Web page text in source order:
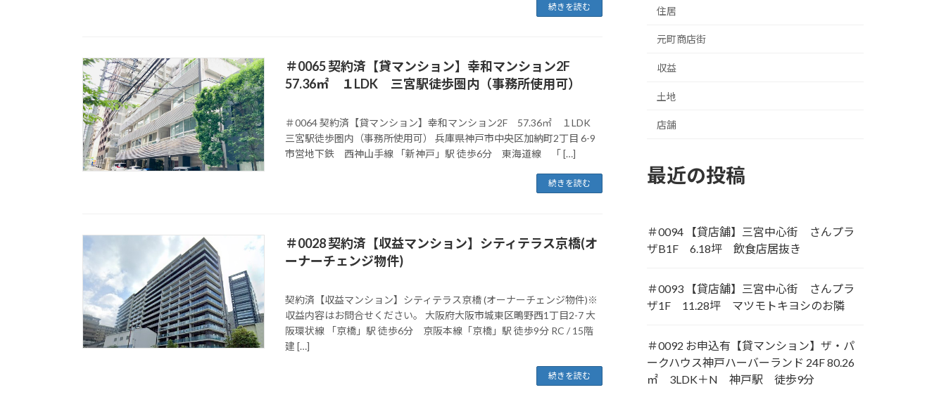
続きを読む
＃0065 契約済【貸マンション】幸和マンション2F
57.36㎡ １LDK 三宮駅徒歩圏内（事務所使用可）
＃0064 契約済【貸マンション】幸和マンション2F 57.36㎡ １LDK
三宮駅徒歩圏内（事務所使用可） 兵庫県神戸市中央区加納町2丁目 6-9
市営地下鉄 西神山手線 「新神戸」駅 徒歩6分 東海道線 「 […]
続きを読む
＃0028 契約済【収益マンション】シティテラス京橋(オ
ーナーチェンジ物件)
契約済【収益マンション】シティテラス京橋 (オーナーチェンジ物件)※
収益内容はお問合せください。 大阪府大阪市城東区鴫野西1丁目2-7 大
阪環状線 「京橋」駅 徒歩6分 京阪本線「京橋」駅 徒歩9分 RC / 15階
建 […]
続きを読む
住居
元町商店街
収益
土地
店舗
最近の投稿
＃0094 【貸店舗】三宮中心街 さんプラ
ザB1F 6.18坪 飲食店居抜き
＃0093 【貸店舗】三宮中心街 さんプラ
ザ1F 11.28坪 マツモトキヨシのお隣
＃0092 お申込有【貸マンション】ザ・パ
ークハウス神戸ハーバーランド 24F 80.26
㎡ 3LDK＋N 神戸駅 徒歩9分